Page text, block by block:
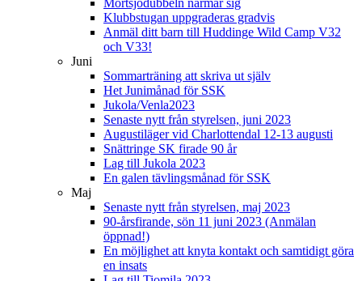
Mörtsjödubbeln närmar sig
Klubbstugan uppgraderas gradvis
Anmäl ditt barn till Huddinge Wild Camp V32
och V33!
Juni
Sommarträning att skriva ut själv
Het Junimånad för SSK
Jukola/Venla2023
Senaste nytt från styrelsen, juni 2023
Augustiläger vid Charlottendal 12-13 augusti
Snättringe SK firade 90 år
Lag till Jukola 2023
En galen tävlingsmånad för SSK
Maj
Senaste nytt från styrelsen, maj 2023
90-årsfirande, sön 11 juni 2023 (Anmälan
öppnad!)
En möjlighet att knyta kontakt och samtidigt göra
en insats